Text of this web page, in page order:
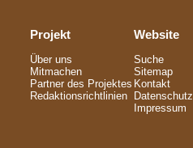
Projekt
Über uns
Mitmachen
Partner des Projektes
Redaktionsrichtlinien
Website
Suche
Sitemap
Kontakt
Datenschutz
Impressum